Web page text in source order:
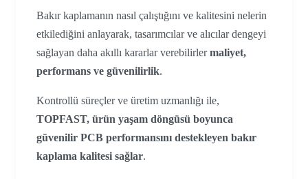
Bakır kaplamanın nasıl çalıştığını ve kalitesini nelerin
etkilediğini anlayarak, tasarımcılar ve alıcılar dengeyi
sağlayan daha akıllı kararlar verebilirlermaliyet,
performans ve güvenilirlik.
Kontrollü süreçler ve üretim uzmanlığı ile,
TOPFAST, ürün yaşam döngüsü boyunca
güvenilir PCB performansını destekleyen bakır
kaplama kalitesi sağlar.